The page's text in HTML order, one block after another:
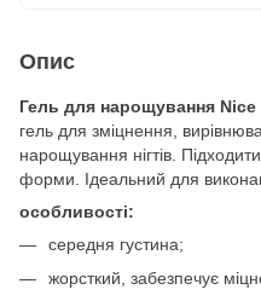
Опис
Гель для нарощування
гель для зміцнення,
нарощування нігтів.
форми. Ідеальний для
особливості:
середня густина;
жорсткий, забезпечує